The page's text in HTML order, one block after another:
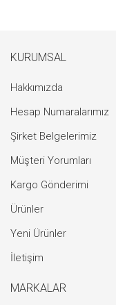
KURUMSAL
Hakkımızda
Hesap Numaralarımız
Şirket Belgelerimiz
Müşteri Yorumları
Kargo Gönderimi
Ürünler
Yeni Ürünler
İletişim
MARKALAR